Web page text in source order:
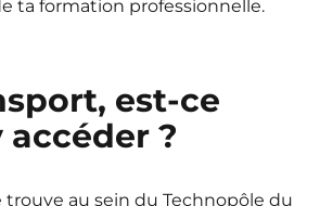
Strasbourg
ta formation professionnelle.
est-ce
accéder ?
trouve au sein du Technopôle du